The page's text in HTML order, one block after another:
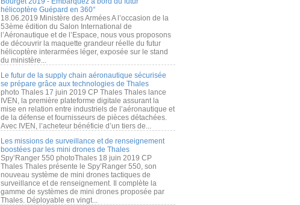
hélicoptère Guépard en 360°
18.06.2019 Ministère des Armées A l’occasion de la
53ème édition du Salon International de
l’Aéronautique et de l’Espace, nous vous proposons
de découvrir la maquette grandeur réelle du futur
hélicoptère interarmées léger, exposée sur le stand
du ministère...
Le futur de la supply chain aéronautique sécurisée
se prépare grâce aux technologies de Thales
photo Thales 17 juin 2019 CP Thales Thales lance
IVEN, la première plateforme digitale assurant la
mise en relation entre industriels de l’aéronautique et
de la défense et fournisseurs de pièces détachées.
Avec IVEN, l’acheteur bénéficie d’un tiers de...
Les missions de surveillance et de renseignement
boostées par les mini drones de Thales
Spy’Ranger 550 photoThales 18 juin 2019 CP
Thales Thales présente le Spy’Ranger 550, son
nouveau système de mini drones tactiques de
surveillance et de renseignement. Il complète la
gamme de systèmes de mini drones proposée par
Thales. Déployable en vingt...